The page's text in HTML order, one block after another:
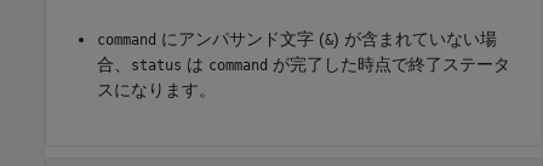
command にアンパサンド文字 (&) が含まれていない場
合、
status は command が完了した時点で終了ステータ
スになります。